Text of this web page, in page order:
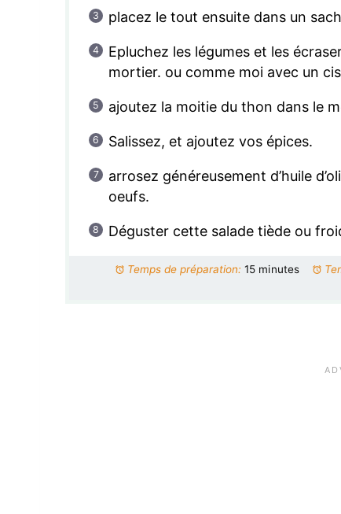
placez le tout ensuite dans un
Epluchez les légumes et les
mortier. ou comme moi avec un
ajoutez la moitie du thon dans le
Salissez, et ajoutez vos épices.
arrosez généreusement d’huile
oeufs.
Déguster cette salade tiède ou
Temps de préparation: 15 minutes